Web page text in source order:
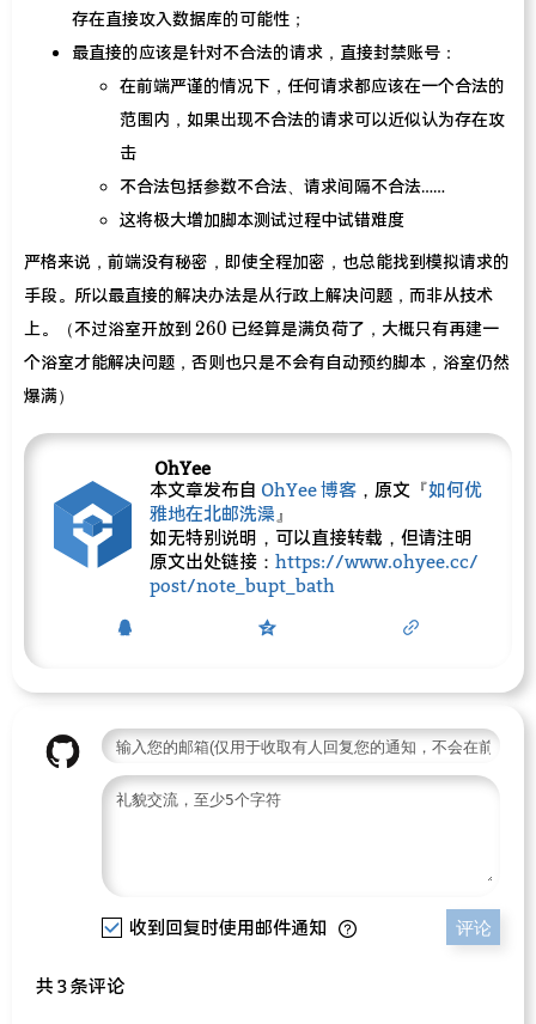
存在直接攻入数据库的可能性；
最直接的应该是针对不合法的请求，直接封禁账号：
在前端严谨的情况下，任何请求都应该在一个合法的
范围内，如果出现不合法的请求可以近似认为存在攻
击
不合法包括参数不合法、请求间隔不合法……
这将极大增加脚本测试过程中试错难度
严格来说，前端没有秘密，即使全程加密，也总能找到模拟请求的
手段。所以最直接的解决办法是从行政上解决问题，而非从技术
上。（不过浴室开放到 260
260 已经算是满负荷了，大概只有再建一
个浴室才能解决问题，否则也只是不会有自动预约脚本，浴室仍然
爆满）
OhYee
本文章发布自 OhYee 博客 ，原文『如何优
雅地在北邮洗澡 』
如无特别说明，可以直接转载，但请注明
原文出处链接： https://www.ohyee.cc/
post/note_bupt_bath
收到回复时使用邮件通知 评论
共 3 条评论